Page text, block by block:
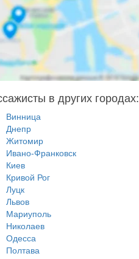
в других городах:
Винница
Днепр
Житомир
Ивано-Франковск
Киев
Кривой Рог
Луцк
Львов
Мариуполь
Николаев
Одесса
Полтава